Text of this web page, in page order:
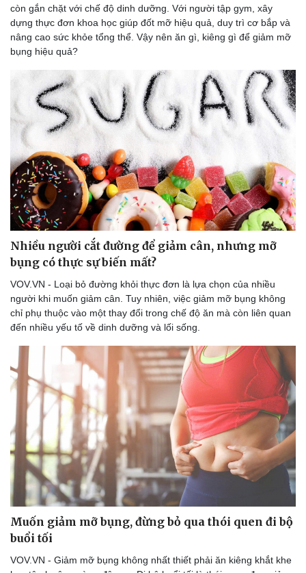
còn gắn chặt với chế độ dinh dưỡng. Với người tập gym, xây
dựng thực đơn khoa học giúp đốt mỡ hiệu quả, duy trì cơ bắp và
nâng cao sức khỏe tổng thể. Vậy nên ăn gì, kiêng gì để giảm mỡ
bụng hiệu quả?
Nhiều người cắt đường để giảm cân, nhưng mỡ
bụng có thực sự biến mất?
VOV.VN - Loại bỏ đường khỏi thực đơn là lựa chọn của nhiều
người khi muốn giảm cân. Tuy nhiên, việc giảm mỡ bụng không
chỉ phụ thuộc vào một thay đổi trong chế độ ăn mà còn liên quan
đến nhiều yếu tố về dinh dưỡng và lối sống.
Muốn giảm mỡ bụng, đừng bỏ qua thói quen đi bộ
buổi tối
VOV.VN - Giảm mỡ bụng không nhất thiết phải ăn kiêng khắt khe